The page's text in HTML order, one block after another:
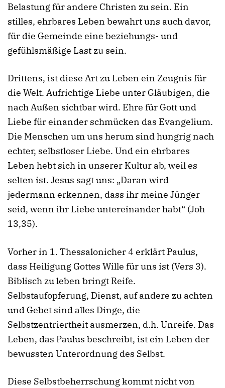
Belastung für andere Christen zu sein. Ein
stilles, ehrbares Leben bewahrt uns auch davor,
für die Gemeinde eine beziehungs- und
gefühlsmäßige Last zu sein.
Drittens, ist diese Art zu Leben ein Zeugnis für
die Welt. Aufrichtige Liebe unter Gläubigen, die
nach Außen sichtbar wird. Ehre für Gott und
Liebe für einander schmücken das Evangelium.
Die Menschen um uns herum sind hungrig nach
echter, selbstloser Liebe. Und ein ehrbares
Leben hebt sich in unserer Kultur ab, weil es
selten ist. Jesus sagt uns: „Daran wird
jedermann erkennen, dass ihr meine Jünger
seid, wenn ihr Liebe untereinander habt“ (Joh
13,35).
Vorher in 1. Thessalonicher 4 erklärt Paulus,
dass Heiligung Gottes Wille für uns ist (Vers 3).
Biblisch zu leben bringt Reife.
Selbstaufopferung, Dienst, auf andere zu achten
und Gebet sind alles Dinge, die
Selbstzentriertheit ausmerzen, d.h. Unreife. Das
Leben, das Paulus beschreibt, ist ein Leben der
bewussten Unterordnung des Selbst.
Diese Selbstbeherrschung kommt nicht von